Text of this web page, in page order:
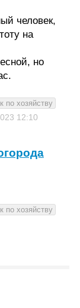
человек,
на
но
по хозяйству
12:10
по хозяйству